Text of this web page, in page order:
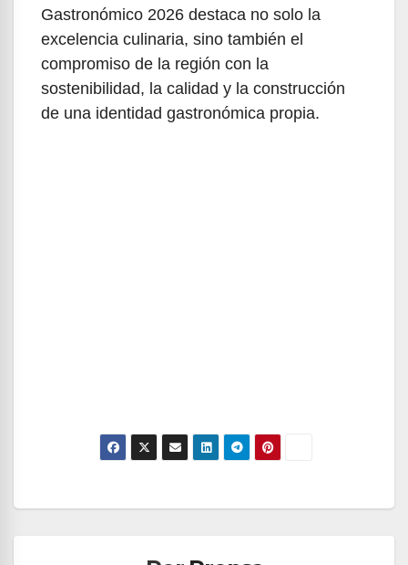
Gastronómico 2026 destaca no solo la
excelencia culinaria, sino también el
compromiso de la región con la
sostenibilidad, la calidad y la construcción
de una identidad gastronómica propia.
Navegación